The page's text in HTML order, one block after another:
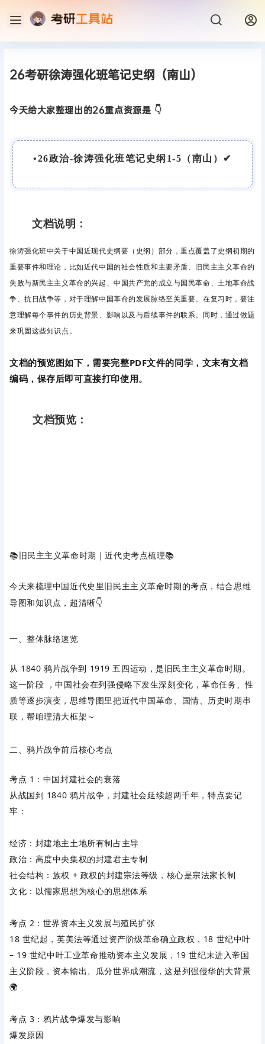
26考研徐涛强化班笔记史纲（南山）
今天给大家整理出的26重点资源是 👇
•26政治-徐涛强化班笔记史纲1-5（南山） ✔
文档说明：
徐涛强化班中关于中国近现代史纲要（史纲）部分，重点覆盖了史纲初期的
重要事件和理论， 比如近代中国的社会性质和主要矛盾、旧民主主义革命的
失败与新民主主义革命的兴起、中国共产党的成立与国民革命、土地革命战
争、抗日战争等， 对于理解中国革命的发展脉络至关重要。在复习时，要注
意理解每个事件的历史背景、影响以及与后续事件的联系。同时，通过做题
来巩固这些知识点。
文档的预览图如下，需要完整PDF文件的同学，文末有文档
编码，保存后即可直接打印使用。
文档预览：
📚旧民主主义革命时期｜近代史考点梳理📚
今天来梳理中国近代史里旧民主主义革命时期的考点，结合思维
导图和知识点，超清晰👇
一、整体脉络速览
从 1840 鸦片战争到 1919 五四运动，是旧民主主义革命时期。
这一阶段 ，中国社会在列强侵略下发生深刻变化，革命任务、性
质等逐步演变，思维导图里把近代中国革命、国情、历史时期串
联，帮咱理清大框架～
二、鸦片战争前后核心考点
考点 1：中国封建社会的衰落
从战国到 1840 鸦片战争，封建社会延续超两千年，特点要记
牢：
经济：封建地主土地所有制占主导
政治：高度中央集权的封建君主专制
社会结构：族权 + 政权的封建宗法等级，核心是宗法家长制
文化：以儒家思想为核心的思想体系
考点 2：世界资本主义发展与殖民扩张
18 世纪起，英美法等通过资产阶级革命确立政权，18 世纪中叶
– 19 世纪中叶工业革命推动资本主义发展，19 世纪末进入帝国
主义阶段，资本输出、瓜分世界成潮流，这是列强侵华的大背景
🌍
考点 3：鸦片战争爆发与影响
爆发原因